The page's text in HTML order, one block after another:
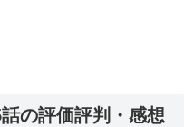
の評価評判・感想